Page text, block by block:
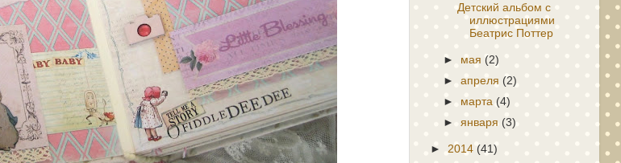
Детский альбом с
иллюстрациями
Беатрис Поттер
► мая(2)
►апреля (2)
► марта(4)
►января (3)
► 2014 (41)